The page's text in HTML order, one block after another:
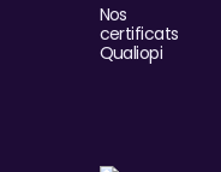
Nos
certificats
Qualiopi